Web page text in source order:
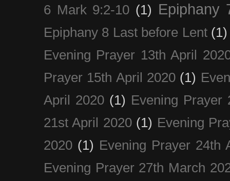
6 Mark 9:2-10 (1) Epiphany
Epiphany 8 Last before Lent (1)
Evening Prayer 13th April
Prayer 15th April 2020 (1)
April 2020 (1) Evening Prayer
21st April 2020 (1) Evening
2020 (1) Evening Prayer 24th
Evening Prayer 27th March